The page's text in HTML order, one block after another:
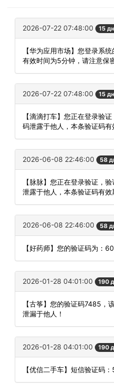
2026-07-22 07:48:00 15
【华为应用市场】您登录系
有效时间为5分钟，请注意保密
2026-07-22 07:48:00 15
【滴滴打车】您正在登录验
码泄露于他人，本条验证码有
2026-06-08 22:46:00 58
【脉脉】您正在登录验证，
泄露于他人，本条验证码有效
2026-06-08 22:46:00 58
【好药师】您的验证码为：
2026-01-28 04:01:00 190
【古筝】您的验证码7485，
泄漏于他人！
2026-01-28 04:01:00 190
【优信二手车】短信验证码